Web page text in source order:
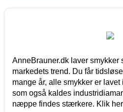
AnneBrauner.dk laver smykker
markedets trend. Du får
mange år, alle smykker er
som også kaldes
næppe findes stærkere. Klik